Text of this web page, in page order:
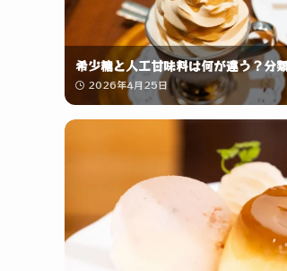
希少糖と人工甘味料は何が違う？分
2026年4月25日